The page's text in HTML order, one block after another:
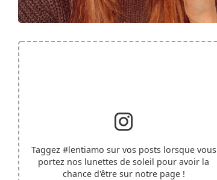
Taggez #lentiamo sur vos posts lorsque vous
portez nos lunettes de soleil pour avoir la
chance d'être sur notre page !